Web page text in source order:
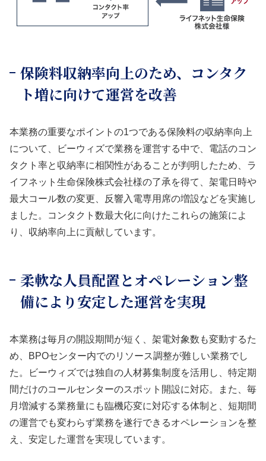
保険料収納率向上のため、コンタク
ト増に向けて運営を改善
本業務の重要なポイントの1つである保険料の収納率向上
について、ビーウィズで業務を運営する中で、電話のコン
タクト率と収納率に相関性があることが判明したため、ラ
イフネット生命保険株式会社様の了承を得て、架電日時や
最大コール数の変更、反響入電専用席の増設などを実施し
ました。コンタクト数最大化に向けたこれらの施策によ
り、収納率向上に貢献しています。
柔軟な人員配置とオペレーション整
備により安定した運営を実現
本業務は毎月の開設期間が短く、架電対象数も変動するた
め、BPOセンター内でのリソース調整が難しい業務でし
た。ビーウィズでは独自の人材募集制度を活用し、特定期
間だけのコールセンターのスポット開設に対応。また、毎
月増減する業務量にも臨機応変に対応する体制と、短期間
の運営でも変わらず業務を遂行できるオペレーションを整
え、安定した運営を実現しています。